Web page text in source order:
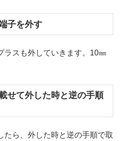
子を外す
ラスも外していきます。10㎜
せて外した時と逆の手順
たら、外した時と逆の手順で取